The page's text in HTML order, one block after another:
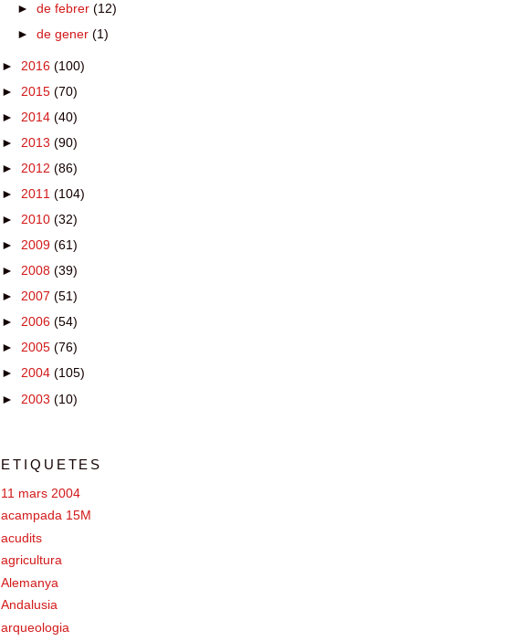
► de febrer (12)
► de gener (1)
► 2016 (100)
► 2015 (70)
► 2014 (40)
► 2013 (90)
► 2012 (86)
► 2011 (104)
► 2010 (32)
► 2009 (61)
► 2008 (39)
► 2007 (51)
► 2006 (54)
► 2005 (76)
► 2004 (105)
► 2003 (10)
ETIQUETES
11 mars 2004
acampada 15M
acudits
agricultura
Alemanya
Andalusia
arqueologia